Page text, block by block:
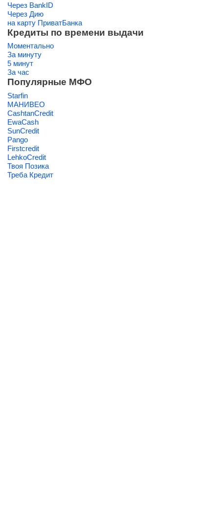
Через BankID
Через Дию
на карту ПриватБанка
Кредиты по времени выдачи
Моментально
За минуту
5 минут
За час
Популярные МФО
Starfin
МАНИВЕО
CashtanCredit
EwaCash
SunCredit
Pango
Firstcredit
LehkoCredit
Твоя Позика
Треба Кредит